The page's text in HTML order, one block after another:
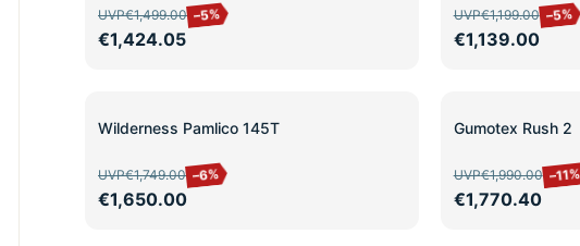
UVP€1,499.00 –5%
€1,424.05
UVP€1,199.00 –5%
€1,139.00
SALE
Wilderness Pamlico 145T
UVP€1,749.00 –6%
€1,650.00
SALE
Gumotex Rush 2
UVP€1,990.00 –11%
€1,770.40